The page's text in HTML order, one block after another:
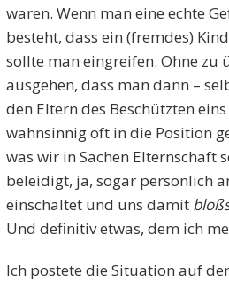
waren. Wenn man eine echte
besteht, dass ein (fremdes)
sollte man eingreifen. Ohne zu
ausgehen, dass man dann –
den Eltern des Beschützten
wahnsinnig oft in die Position
was wir in Sachen Elternschaft
beleidigt, ja, sogar persönlich
einschaltet und uns damit
Und definitiv etwas, dem ich
Ich postete die Situation auf